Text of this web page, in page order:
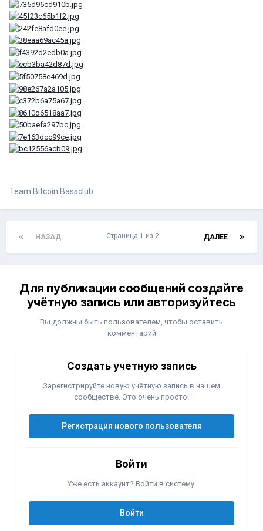
Team Bitcoin Bassclub
НАЗАД ДАЛЕЕ
Страница 1 из 2
Для публикации сообщений создайте
учётную запись или авторизуйтесь
Вы должны быть пользователем, чтобы оставить
комментарий
Создать учетную запись
Зарегистрируйте новую учётную запись в нашем
сообществе. Это очень просто!
Регистрация нового пользователя
Войти
Уже есть аккаунт? Войти в систему.
Войти